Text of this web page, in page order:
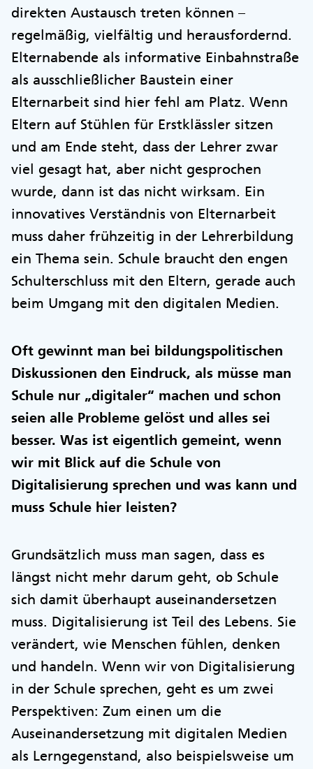
direkten Austausch treten können –
regelmäßig, vielfältig und herausfordernd.
Elternabende als informative Einbahnstraße
als ausschließlicher Baustein einer
Elternarbeit sind hier fehl am Platz. Wenn
Eltern auf Stühlen für Erstklässler sitzen
und am Ende steht, dass der Lehrer zwar
viel gesagt hat, aber nicht gesprochen
wurde, dann ist das nicht wirksam. Ein
innovatives Verständnis von Elternarbeit
muss daher frühzeitig in der Lehrerbildung
ein Thema sein. Schule braucht den engen
Schulterschluss mit den Eltern, gerade auch
beim Umgang mit den digitalen Medien.
Oft gewinnt man bei bildungspolitischen
Diskussionen den Eindruck, als müsse man
Schule nur „digitaler“ machen und schon
seien alle Probleme gelöst und alles sei
besser. Was ist eigentlich gemeint, wenn
wir mit Blick auf die Schule von
Digitalisierung sprechen und was kann und
muss Schule hier leisten?
Grundsätzlich muss man sagen, dass es
längst nicht mehr darum geht, ob Schule
sich damit überhaupt auseinandersetzen
muss. Digitalisierung ist Teil des Lebens. Sie
verändert, wie Menschen fühlen, denken
und handeln. Wenn wir von Digitalisierung
in der Schule sprechen, geht es um zwei
Perspektiven: Zum einen um die
Auseinandersetzung mit digitalen Medien
als Lerngegenstand, also beispielsweise um